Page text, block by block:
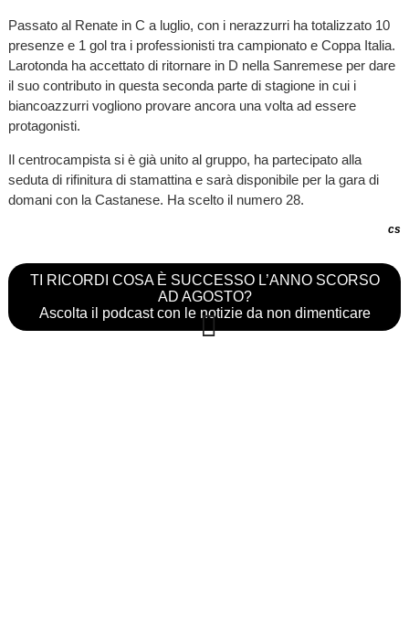
Passato al Renate in C a luglio, con i nerazzurri ha totalizzato 10
presenze e 1 gol tra i professionisti tra campionato e Coppa Italia.
Larotonda ha accettato di ritornare in D nella Sanremese per dare
il suo contributo in questa seconda parte di stagione in cui i
biancoazzurri vogliono provare ancora una volta ad essere
protagonisti.
Il centrocampista si è già unito al gruppo, ha partecipato alla
seduta di rifinitura di stamattina e sarà disponibile per la gara di
domani con la Castanese. Ha scelto il numero 28.
cs
TI RICORDI COSA È SUCCESSO L’ANNO SCORSO
AD AGOSTO?
Ascolta il podcast con le notizie da non dimenticare